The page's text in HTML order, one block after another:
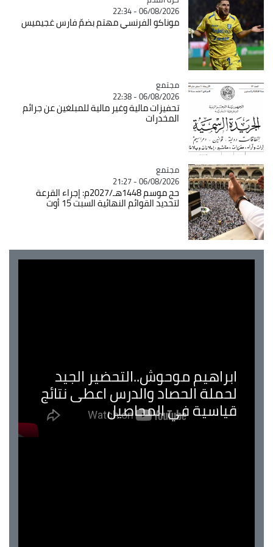
06/08/2026 - 22:34
موناكو الفرنسي مهتم بضمّ فارس غجيميس
Catégorie
مجتمع
06/08/2026 - 22:38
تحفيزات مالية وغير مالية للمبلغين عن جرائم
المخدرات
Catégorie
مجتمع
06/08/2026 - 21:27
حج موسم 1448هـ/2027م: إجراء القرعة
لتحديد القوائم النهائية السبت 15 أوت
ابراهيم موحوش..التحضير الجيد
لحملة الحصاد والدرس اعطى نتائج
قياسية في المحاصيل